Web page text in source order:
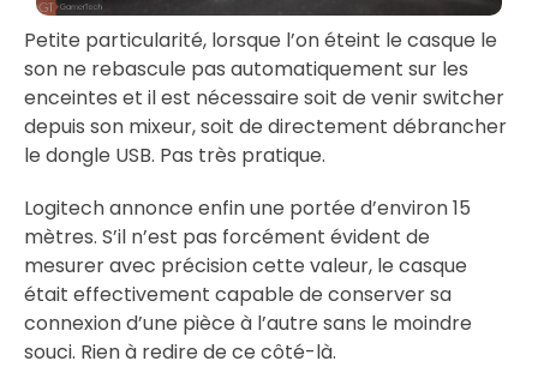
Petite particularité, lorsque l’on éteint le casque le
son ne rebascule pas automatiquement sur les
enceintes et il est nécessaire soit de venir switcher
depuis son mixeur, soit de directement débrancher
le dongle USB. Pas très pratique.
Logitech annonce enfin une portée d’environ 15
mètres. S’il n’est pas forcément évident de
mesurer avec précision cette valeur, le casque
était effectivement capable de conserver sa
connexion d’une pièce à l’autre sans le moindre
souci. Rien à redire de ce côté-là.